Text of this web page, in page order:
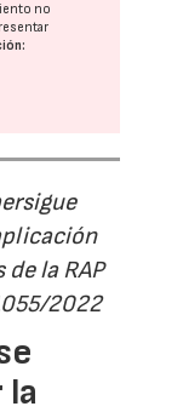
no
la RAP
2022
la